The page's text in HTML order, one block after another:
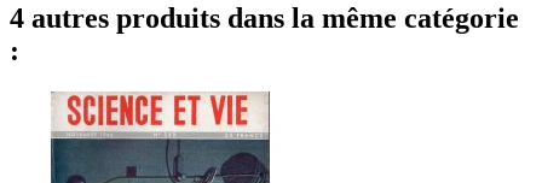
4 autres produits dans la même catégorie
: